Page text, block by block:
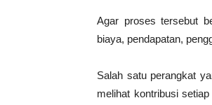
Agar proses tersebut
biaya, pendapatan,
Salah satu perangkat
melihat kontribusi